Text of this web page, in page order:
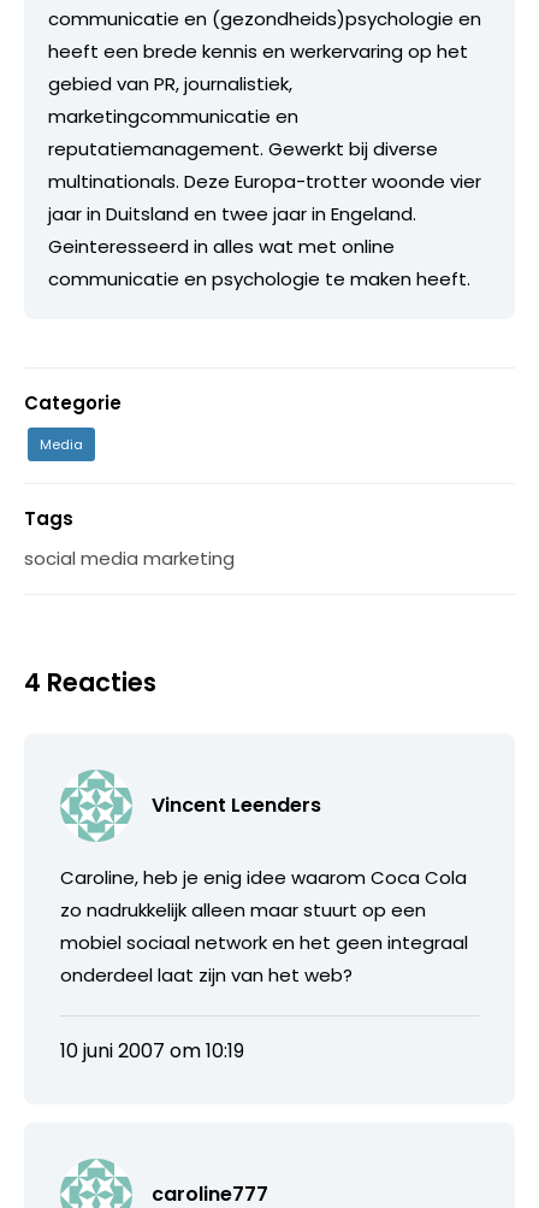
communicatie en (gezondheids)psychologie en
heeft een brede kennis en werkervaring op het
gebied van PR, journalistiek,
marketingcommunicatie en
reputatiemanagement. Gewerkt bij diverse
multinationals. Deze Europa-trotter woonde vier
jaar in Duitsland en twee jaar in Engeland.
Geinteresseerd in alles wat met online
communicatie en psychologie te maken heeft.
Categorie
Media
Tags
social media marketing
4 Reacties
Vincent Leenders
Caroline, heb je enig idee waarom Coca Cola
zo nadrukkelijk alleen maar stuurt op een
mobiel sociaal network en het geen integraal
onderdeel laat zijn van het web?
10 juni 2007 om 10:19
caroline777